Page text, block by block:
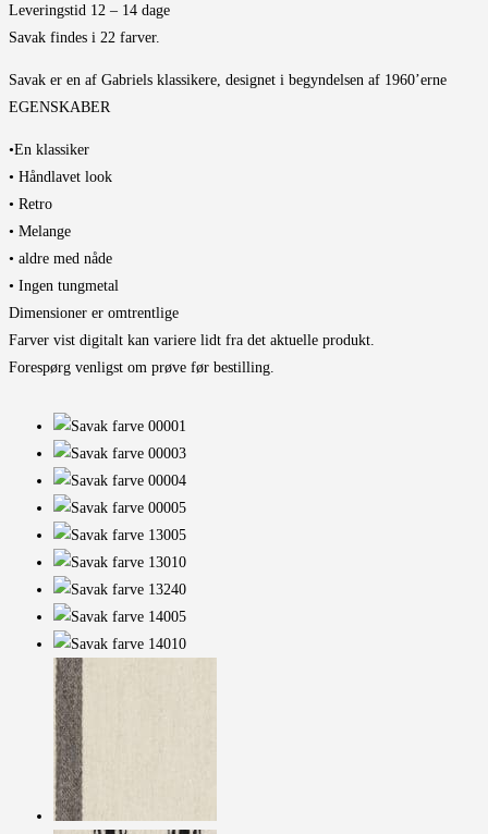
Leveringstid 12 – 14 dage
Savak findes i 22 farver.
Savak er en af Gabriels klassikere, designet i begyndelsen af 1960’erne
EGENSKABER
•En klassiker
• Håndlavet look
• Retro
• Melange
• aldre med nåde
• Ingen tungmetal
Dimensioner er omtrentlige
Farver vist digitalt kan variere lidt fra det aktuelle produkt.
Forespørg venligst om prøve før bestilling.